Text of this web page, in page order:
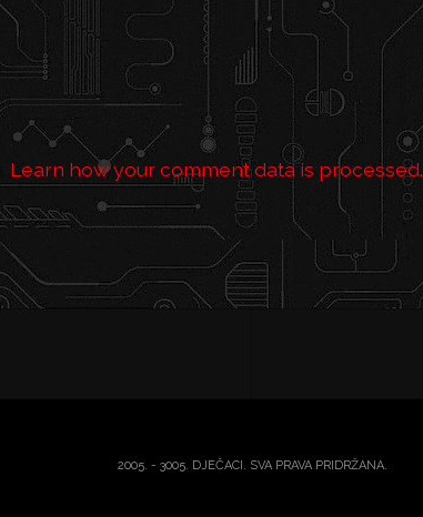
Learn how your comment data is processed.
2005. - 3005. DJEČACI. SVA PRAVA PRIDRŽANA.